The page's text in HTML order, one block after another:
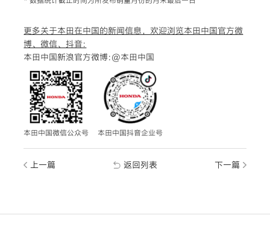
更多关于本田在中国的新闻信息，欢迎浏览本田中国官方微
博、微信、抖音:
本田中国新浪官方微博:@本田中国
本田中国微信公众号 本田中国抖音企业号
上一篇 返回列表 下一篇